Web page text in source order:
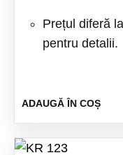
Prețul diferă
pentru detalii.
ADAUGĂ ÎN COȘ